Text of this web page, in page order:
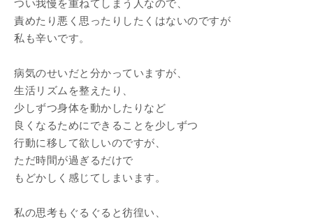
つい我慢を重ねてしまう人なので、
責めたり悪く思ったりしたくはないのですが
私も辛いです。
病気のせいだと分かっていますが、
生活リズムを整えたり、
少しずつ身体を動かしたりなど
良くなるためにできることを少しずつ
行動に移して欲しいのですが、
ただ時間が過ぎるだけで
もどかしく感じてしまいます。
私の思考もぐるぐると彷徨い、